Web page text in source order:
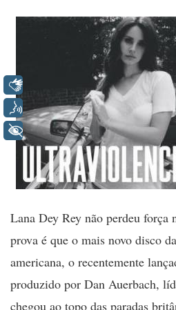
Lana Dey Rey não perdeu
prova é que o mais novo disco
americana, o recentemente
produzido por Dan Auerbach,
chegou ao topo das paradas
Voz
+ Acessibilidade